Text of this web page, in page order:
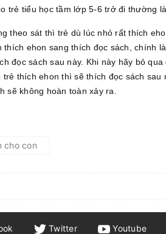
trẻ tiểu học tầm lớp 5-6 trở đi thường
theo sát thì trẻ dù lúc nhỏ rất thích
ehon sang thích đọc sách, chính
đọc sách sau này. Khi này hãy bỏ
thích ehon thì sẽ thích đọc sách
sẽ không hoàn toàn xảy ra.
cho con
Twitter Youtube